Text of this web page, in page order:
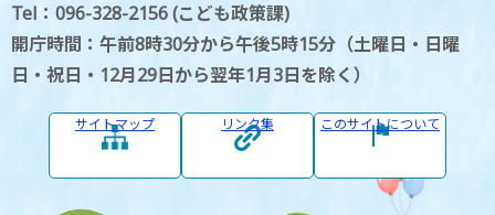
Tel：096-328-2156 (こども政策課)
開庁時間：午前8時30分から午後5時15分（土曜日・日曜
日・祝日・12月29日から翌年1月3日を除く）
サイトマップ リンク集 このサイトについて